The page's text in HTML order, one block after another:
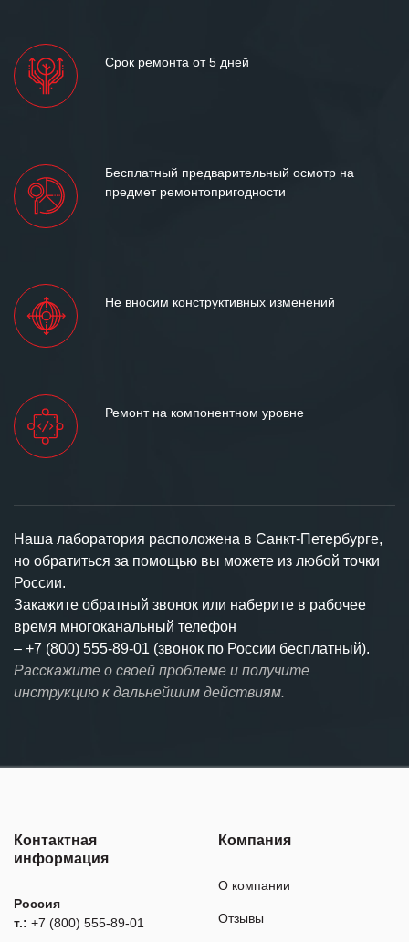
Срок ремонта от 5 дней
Бесплатный предварительный осмотр на
предмет ремонтопригодности
Не вносим конструктивных изменений
Ремонт на компонентном уровне
Наша лаборатория расположена в Санкт-Петербурге,
но обратиться за помощью вы можете из любой точки
России.
Закажите обратный звонок или наберите в рабочее
время многоканальный телефон
– +7 (800) 555-89-01 (звонок по России бесплатный).
Расскажите о своей проблеме и получите
инструкцию к дальнейшим действиям.
Контактная
информация
Россия
т.: +7 (800) 555-89-01
Компания
О компании
Отзывы